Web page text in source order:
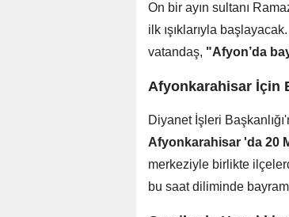
On bir ayın sultanı
ilk ışıklarıyla
vatandaş, "Afyon’da
Afyonkarahisar İçin
Diyanet İşleri
Afyonkarahisar 'da 20
merkeziyle birlikte
bu saat diliminde